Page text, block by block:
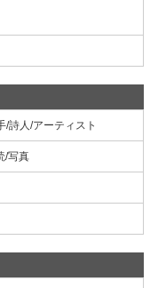
詩人/アーティスト
/写真